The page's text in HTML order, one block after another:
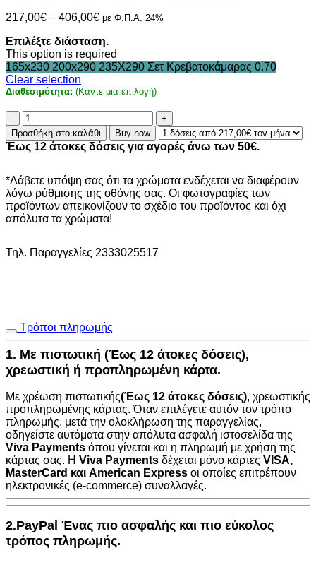
217,00€ – 406,00€Price
217,00€
through
406,00€
με Φ.Π.Α. 24%
Επιλέξτε διάσταση.
This option is required
165x230 200x290 235X290 Σετ Κρεβατοκάμαρας 0.70
Clear selection
Διαθεσιμότητα: (Κάντε μια επιλογή)
Χαλί
California
P640
Grey
Προσθήκη στο καλάθι Buy now
Έως 12 άτοκες δόσεις για αγορές άνω των 50€.
*Λάβετε υπόψη σας ότι τα χρώματα ενδέχεται να διαφέρουν
λόγω ρύθμισης της οθόνης σας. Οι φωτογραφίες των
προϊόντων απεικονίζουν το σχέδιο του προϊόντος και όχι
απόλυτα τα χρώματα!
Τηλ. Παραγγελίες 2333025517
Τρόποι πληρωμής
1. Με πιστωτική (Έως 12 άτοκες δόσεις),
χρεωστική ή προπληρωμένη κάρτα.
Με χρέωση πιστωτικής(Έως 12 άτοκες δόσεις), χρεωστικής
προπληρωμένης κάρτας. Όταν επιλέγετε αυτόν τον τρόπο
πληρωμής, μετά την ολοκλήρωση της παραγγελίας,
οδηγείστε αυτόματα στην απόλυτα ασφαλή ιστοσελίδα της
Viva Payments όπου γίνεται και η πληρωμή με χρήση της
κάρτας σας. Η Viva Payments δέχεται μόνο κάρτες VISA,
MasterCard και American Express οι οποίες επιτρέπουν
ηλεκτρονικές (e-commerce) συναλλαγές.
2.PayPal Ένας πιο ασφαλής και πιο εύκολος
τρόπος πληρωμής.